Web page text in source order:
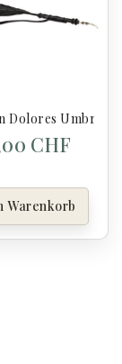
Dolores
CHF
Warenkorb